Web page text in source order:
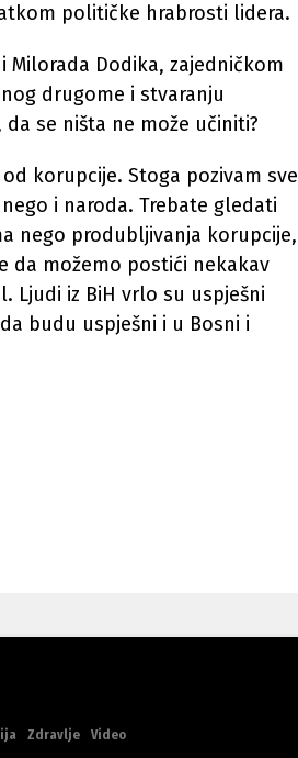
političke hrabrosti lidera.
Milorada Dodika, zajedničkom
drugome i stvaranju
se ništa ne može učiniti?
korupcije. Stoga pozivam sve
i naroda. Trebate gledati
nego produbljivanja korupcije,
da možemo postići nekakav
Ljudi iz BiH vrlo su uspješni
budu uspješni i u Bosni i
Zdravlje
Video